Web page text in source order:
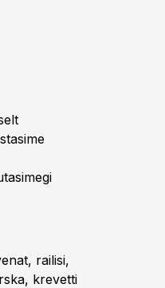
railisi,
krevetti